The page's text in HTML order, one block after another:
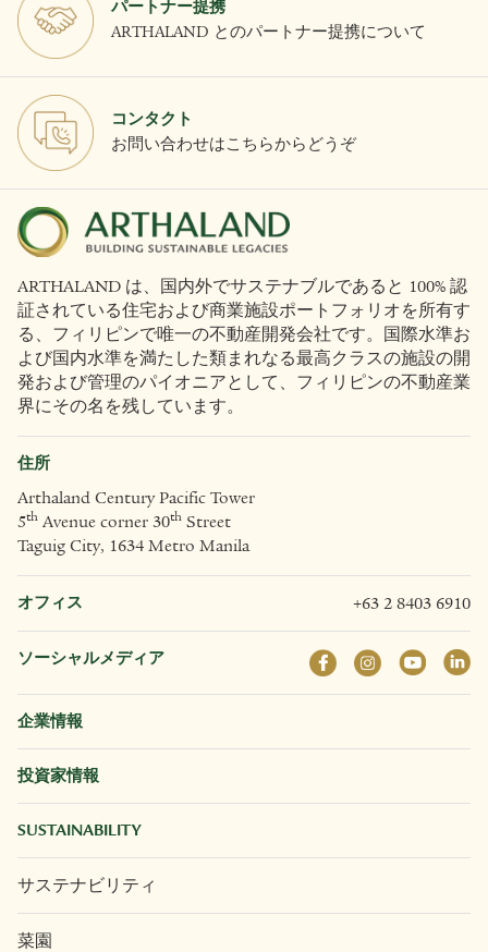
パートナー提携
ARTHALAND とのパートナー提携について
コンタクト
お問い合わせはこちらからどうぞ
ARTHALAND は、国内外でサステナブルであると 100% 認
証されている住宅および商業施設ポートフォリオを所有す
る、フィリピンで唯一の不動産開発会社です。国際水準お
よび国内水準を満たした類まれなる最高クラスの施設の開
発および管理のパイオニアとして、フィリピンの不動産業
界にその名を残しています。
住所
Arthaland Century Pacific Tower
5th Avenue corner 30th Street
Taguig City, 1634 Metro Manila
オフィス +63 2 8403 6910
ソーシャルメディア
企業情報
投資家情報
SUSTAINABILITY
サステナビリティ
菜園